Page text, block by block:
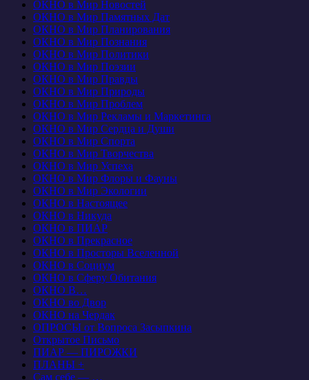
ОКНО в Мир Новостей
ОКНО в Мир Памятных Дат
ОКНО в Мир Планирования
ОКНО в Мир Познания
ОКНО в Мир Политики
ОКНО в Мир Поэзии
ОКНО в Мир Правды
ОКНО в Мир Природы
ОКНО в Мир Проблем
ОКНО в Мир Рекламы и Маркетинга
ОКНО в Мир Сердца и Души
ОКНО в Мир Спорта
ОКНО в Мир Творчества
ОКНО в Мир Успеха
ОКНО в Мир Флоры и Фауны
ОКНО в Мир Экологии
ОКНО в Настоящее
ОКНО в Никуда
ОКНО в ПИАР
ОКНО в Прекрасное
ОКНО в Просторы Вселенной
ОКНО в Социум
ОКНО в Сферу Обитания
ОКНО В…
ОКНО во Двор
ОКНО на Чердак
ОПРОСЫ от Вопроса Засыпкина
Открытое Письмо
ПИАР — ПИРОЖКИ
ПЛАНЫ +
Сам себе — …